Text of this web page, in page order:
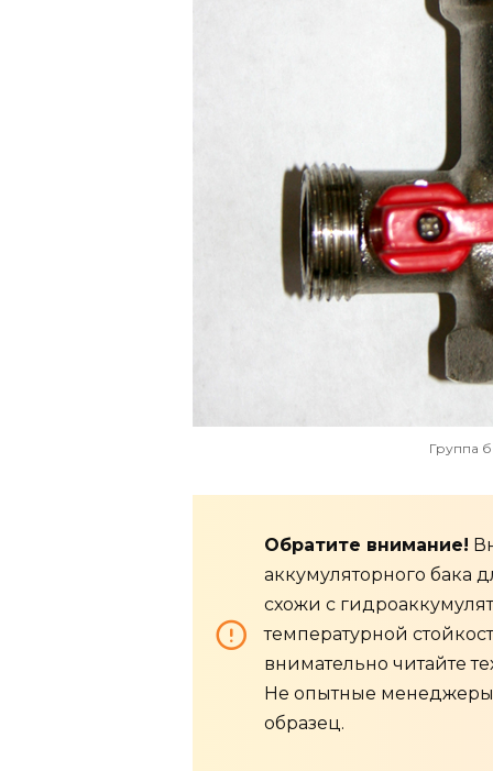
Группа
Обратите внимание!
аккумуляторного бака
схожи с
температурной
внимательно читайте
Не опытные менеджеры
образец.